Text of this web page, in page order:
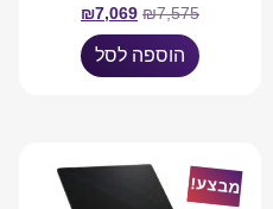
₪7,575
₪7,069
הוספה לסל
מבצע!